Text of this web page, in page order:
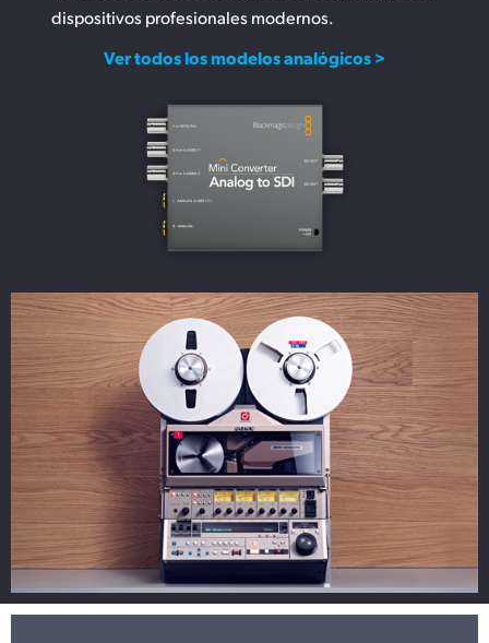
dispositivos profesionales modernos.
Ver todos los modelos analógicos >